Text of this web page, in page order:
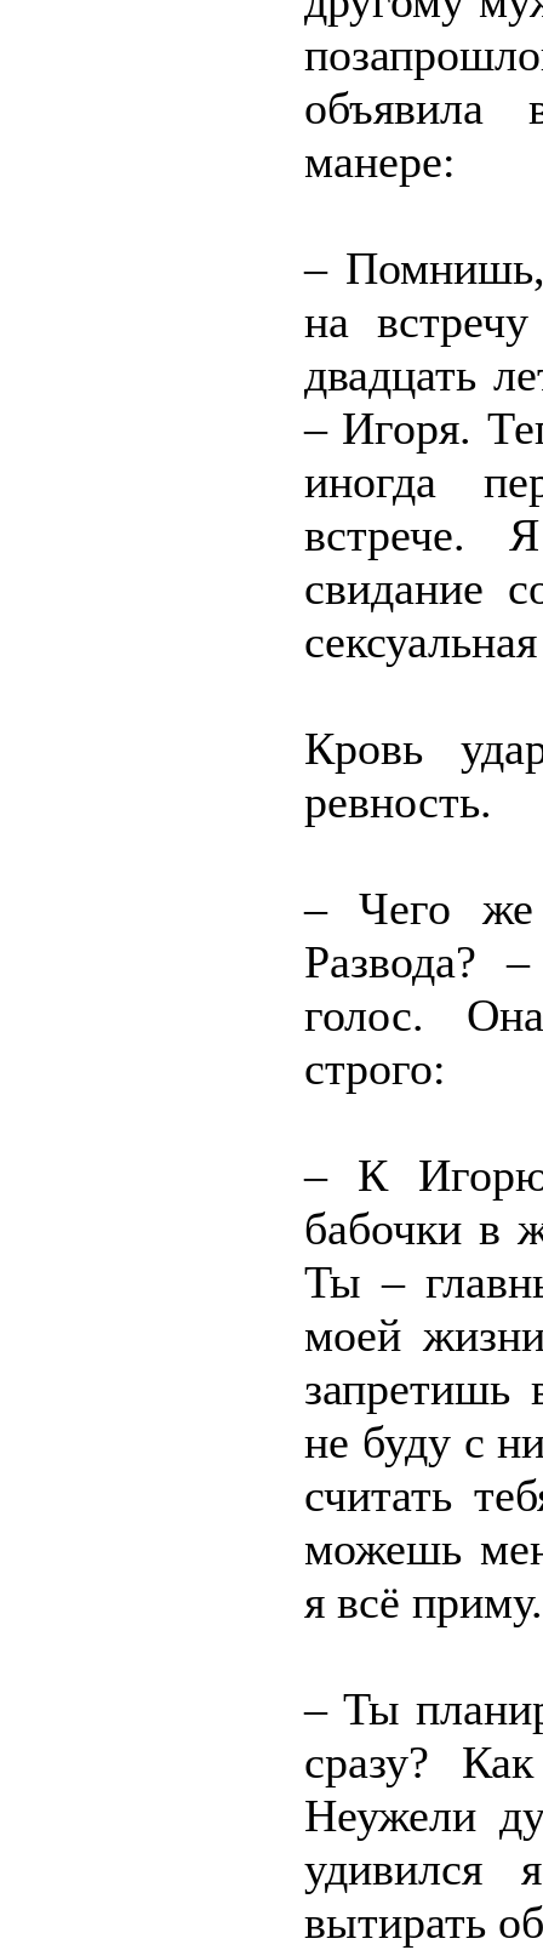
объявила
манере:
– Помнишь,
на
двадцать
– Игоря.
иногда
встрече.
свидание
Кровь
ревность.
– Чего же
Развода?
голос.
строго:
– К
бабочки в
Ты –
моей
запретишь
не буду с
считать
можешь
я всё приму.
– Ты
сразу?
Неужели
удивился
вытирать